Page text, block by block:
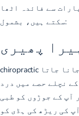
سے فائدہ اٹھا
سکتے ہیں، بشمول:
پھیری
chiropractic یا دستی ہیرا پھیری کے طور پر بھی جانا جاتا
نچلے حصے میں درد
آپ کے جوڑوں کو طبی
کی ریڑھ کی ہڈی کو